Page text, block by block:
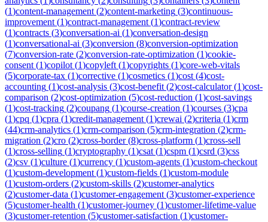
(1)content-management (2)content-marketing (3)continuous-
improvement (1)contract-management (1)contract-review
(1)contracts (3)conversation-ai (1)conversation-design
(1)conversational-ai (3)conversion (8)conversion-optimization
(7)conversion-rate (2)conversion-rate-optimization (1)cookie-
consent (1)copilot (1)copyleft (1)copyrights (1)core-web-vitals
(5)corporate-tax (1)corrective (1)cosmetics (1)cost (4)cost-
accounting (1)cost-analysis (3)cost-benefit (2)cost-calculator(1)cost-
comparison (2)cost-optimization (5)cost-reduction (1)cost-savings
(1)cost-tracking (2)coupang (1)course-creation (1)courses (3)cpa
(1)cpq (1)cpra (1)credit-management (1)crewai (2)criteria (1)crm
(44)crm-analytics (1)crm-comparison (5)crm-integration (2)crm-
migration (2)cro (2)cross-border(8)cross-platform (1)cross-sell
(1)cross-selling (1)cryptography (1)csat (1)cspm (1)csrd (3)css
(2)csv (1)culture (1)currency (1)custom-agents (1)custom-checkout
(1)custom-development (1)custom-fields (1)custom-module
(1)custom-orders (2)custom-skills (2)customer-analytics
(2)customer-data (1)customer-engagement (3)customer-experience
(5)customer-health (1)customer-journey (1)customer-lifetime-value
(3)customer-retention (5)customer-satisfaction (1)customer-